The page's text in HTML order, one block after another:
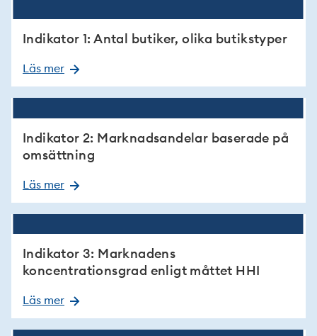
Indikator 1: Antal butiker, olika butikstyper
Läs mer
Indikator 2: Marknadsandelar baserade på
omsättning
Läs mer
Indikator 3: Marknadens
koncentrationsgrad enligt måttet HHI
Läs mer